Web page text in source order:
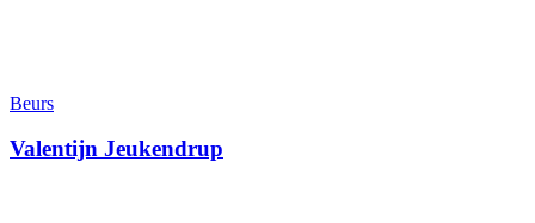
Beurs
Valentijn Jeukendrup